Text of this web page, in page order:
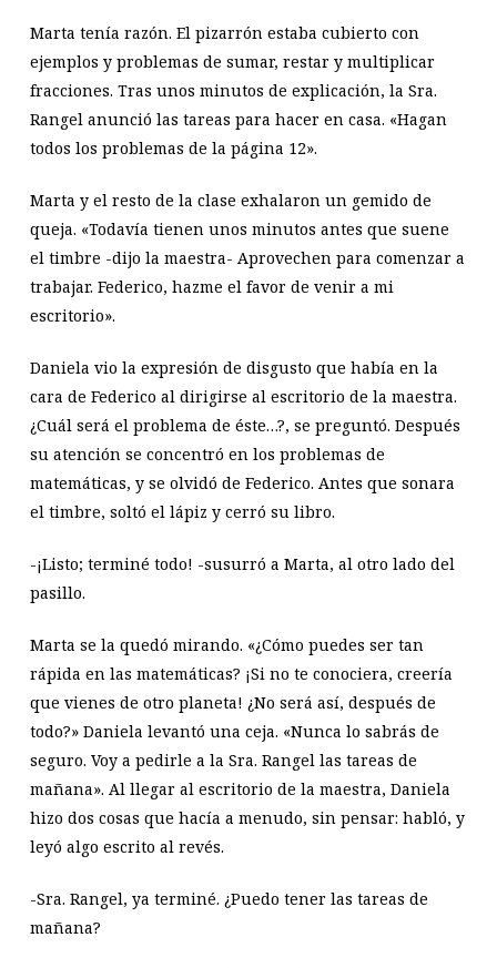
Marta tenía razón. El pizarrón estaba cubierto con
ejemplos y problemas de sumar, restar y multiplicar
fracciones. Tras unos minutos de explicación, la Sra.
Rangel anunció las tareas para hacer en casa. «Hagan
todos los problemas de la página 12».
Marta y el resto de la clase exhalaron un gemido de
queja. «Todavía tienen unos minutos antes que suene
el timbre -dijo la maestra- Aprovechen para comenzar a
trabajar. Federico, hazme el favor de venir a mi
escritorio».
Daniela vio la expresión de disgusto que había en la
cara de Federico al dirigirse al escritorio de la maestra.
¿Cuál será el problema de éste…?, se preguntó. Después
su atención se concentró en los problemas de
matemáticas, y se olvidó de Federico. Antes que sonara
el timbre, soltó el lápiz y cerró su libro.
-¡Listo; terminé todo! -susurró a Marta, al otro lado del
pasillo.
Marta se la quedó mirando. «¿Cómo puedes ser tan
rápida en las matemáticas? ¡Si no te conociera, creería
que vienes de otro planeta! ¿No será así, después de
todo?» Daniela levantó una ceja. «Nunca lo sabrás de
seguro. Voy a pedirle a la Sra. Rangel las tareas de
mañana». Al llegar al escritorio de la maestra, Daniela
hizo dos cosas que hacía a menudo, sin pensar: habló, y
leyó algo escrito al revés.
-Sra. Rangel, ya terminé. ¿Puedo tener las tareas de
mañana?